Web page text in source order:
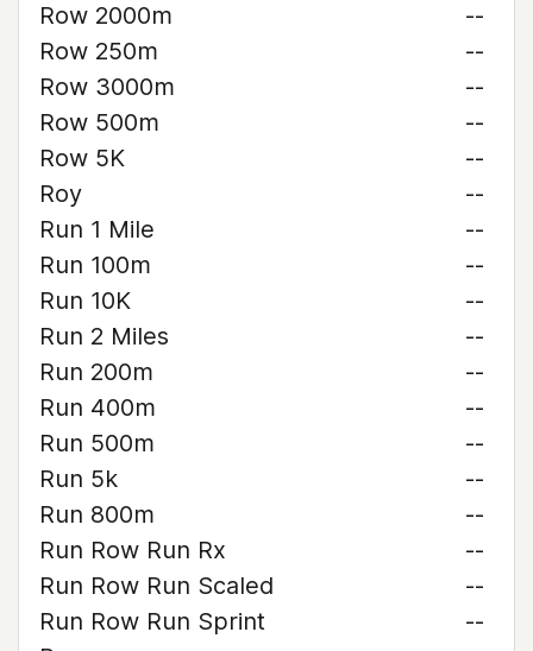
Row 2000m
--
Row 250m
--
Row 3000m
--
Row 500m
--
Row 5K
--
Roy
--
Run 1 Mile
--
Run 100m
--
Run 10K
--
Run 2 Miles
--
Run 200m
--
Run 400m
--
Run 500m
--
Run 5k
--
Run 800m
--
Run Row Run Rx
--
Run Row Run Scaled
--
Run Row Run Sprint
--